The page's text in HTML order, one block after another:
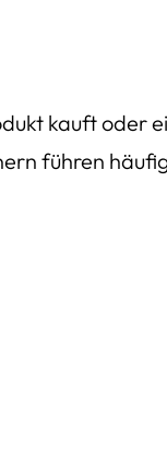
kauft oder
führen